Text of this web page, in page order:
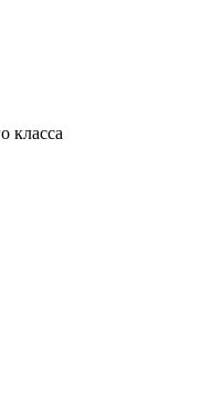
класса